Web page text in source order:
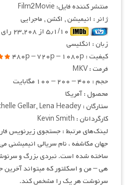
منتشر کننده فایل: Film2Movie
ژانر : انیمیشن , اکشن , ماجرایی
زبان : انگلیسی
کیفیت : ۴۸۰p – ۷۲۰p – ۱۰۸۰p
فرمت : MKV
حجم : ۴۰۰ – ۲۰۰ – ۱۰۰ مگابایت
محصول : آمریکا
ستارگان : Chris Wood, Sarah Michelle Gellar, Lena Headey
کارگردانان : Kevin Smith
لینک‌های مرتبط : جستجوی زیرنویس
جهان مکاشفه ، نام سریالی
ساخته شده است. نبردی بزرگ و
هی – من و اسکلتور که میتواند
سرنوشت هر یک را مشخص کند.